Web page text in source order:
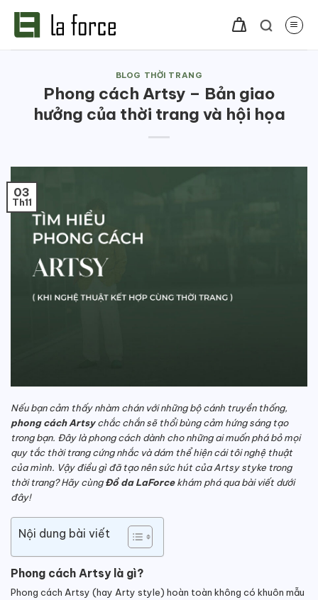
BLOG THỜI TRANG
Phong cách Artsy – Bản giao
hưởng của thời trang và hội họa
03
Th11
Nếu bạn cảm thấy nhàm chán với những bộ cánh truyền thống,
phong cách Artsychắc chắn sẽ thổi bùng cảm hứng sáng tạo
trong bạn. Đây là phong cách dành cho những ai muốn phá bỏ mọi
quy tắc thời trang cứng nhắc và dám thể hiện cái tôi nghệ thuật
của mình. Vậy điều gì đã tạo nên sức hút của Artsy styke trong
thời trang? Hãy cùngĐồ da LaForcekhám phá qua bài viết dưới
đây!
Nội dung bài viết
Phong cách Artsy là gì?
Phong cách Artsy (hay Arty style) hoàn toàn không có khuôn mẫu